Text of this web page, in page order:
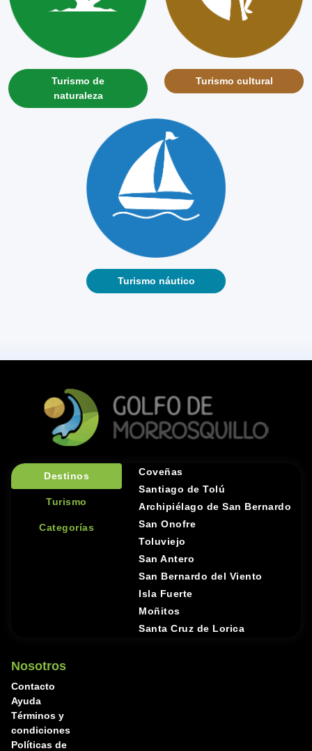
Turismo de
naturaleza
Turismo cultural
Turismo náutico
Destinos
Turismo
Categorías
Coveñas
Santiago de Tolú
Archipiélago de San Bernardo
San Onofre
Toluviejo
San Antero
San Bernardo del Viento
Isla Fuerte
Moñitos
Santa Cruz de Lorica
Nosotros
Contacto
Ayuda
Términos y
condiciones
Políticas de